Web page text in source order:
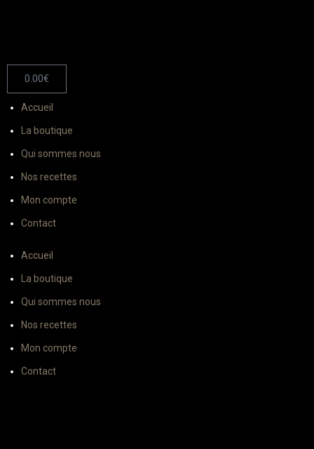
0.00€
Accueil
La boutique
Qui sommes nous
Nos recettes
Mon compte
Contact
Accueil
La boutique
Qui sommes nous
Nos recettes
Mon compte
Contact